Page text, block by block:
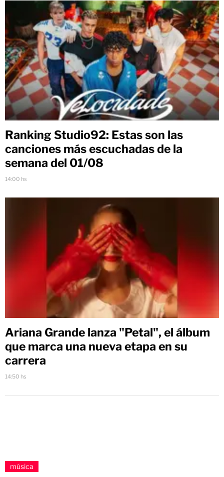
Ranking Studio92: Estas son las
canciones más escuchadas de la
semana del 01/08
14:00 hs
Ariana Grande lanza "Petal", el álbum
que marca una nueva etapa en su
carrera
14:50 hs
música